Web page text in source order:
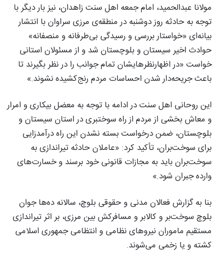
مولانا عبدالحمید، امام جمعه اهل سنت زاهدان، نیز بار دیگر با
توجه به حادثه روز دوشنبه در منطقه‌ی مرزی سراوان با انتشار
بیانه‌ای «خواستار بررسی و رسیدگی بی‌طرفانه و منصفانه»
حوادث اخیر سیستان و بلوچستان شد و از مسئولان استانی
خواست «در اظهارنظرهایشان تمام جوانب را در نظر بگیرند تا
باعث جریحه‌دار شدن احساسات مردم رنج‌کشیده نشوند.»
این روحانی اهل سنت در ادامه با توجه به معضل بیکاری و امرار
و معاش بخشی از مردم از راه سوختبری در استان سیستان و
بلوچستان، ضمن درخواست بسته نشدن این راه درآمدزایی
برای سوخت‌بران، تأکید کرد: «عاملان حادثه تیراندازی به
سوخت‌بران باید به مجازات قانونی خود برسند و خسارت‌های
وارده جبران شود.»
بنا به گزارش فعالان مدنی و حقوقی بلوچ، سالانه ده‌ها جوان
بلوچ سوخت‌بر و کالا‌بر و مسافرکش بین مرزی، بر اثر تیراندازی
مستقیم ماموران نیروهای نظامی و انتظامی جمهوری اسلامی
کشته و یا زخمی می‌شوند.